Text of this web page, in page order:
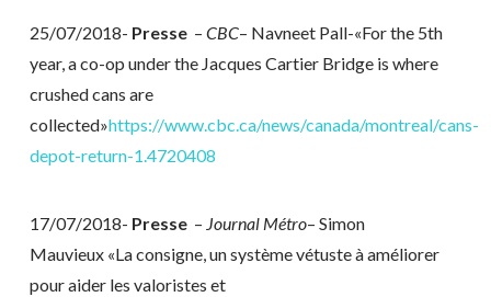
25/07/2018- Presse – CBC– Navneet Pall-«For the 5th
year, a co-op under the Jacques Cartier Bridge is where
crushed cans are
collected»https://www.cbc.ca/news/canada/montreal/cans-
depot-return-1.4720408
17/07/2018- Presse – Journal Métro– Simon
Mauvieux «La consigne, un système vétuste à améliorer
pour aider les valoristes et